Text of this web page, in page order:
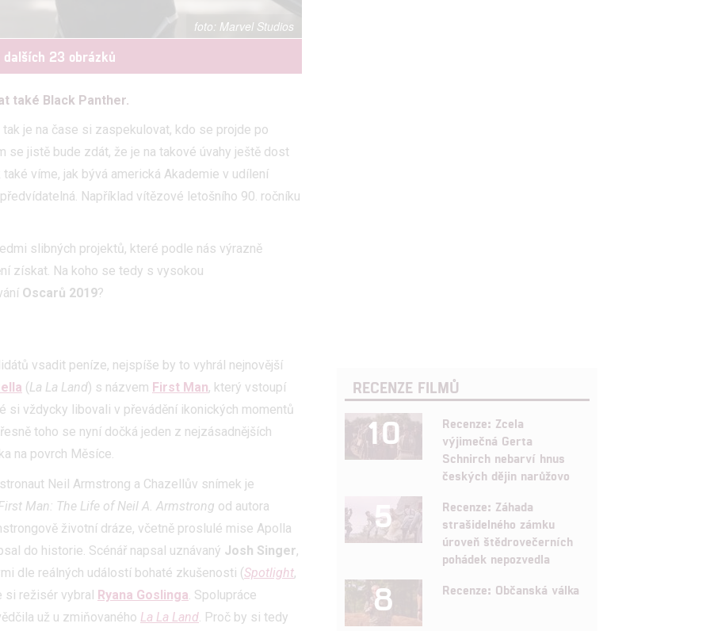
Marvel Studios
dalších 23 obrázků
také Black Panther.
je na čase si zaspekulovat, kdo se projde po
se jistě bude zdát, že je na takové úvahy ještě dost
víme, jak bývá americká Akademie v udílení
Například vítězové letošního 90. ročníku
slibných projektů, které podle nás výrazně
získat. Na koho se tedy s vysokou
Oscarů 2019?
vsadit peníze, nejspíše by to vyhrál nejnovější
(La La Land) s názvem First Man, který vstoupí
si vždycky libovali v převádění ikonických momentů
toho se nyní dočká jeden z nejzásadnějších
na povrch Měsíce.
Neil Armstrong a Chazellův snímek je
Man: The Life of Neil A. Armstrong od autora
životní dráze, včetně proslulé mise Apolla
do historie. Scénář napsal uznávaný Josh Singer,
dle reálných událostí bohaté zkušenosti (Spotlight,
si režisér vybral Ryana Goslinga. Spolupráce
už u zmiňovaného La La Land. Proč by si tedy
RECENZE FILMŮ
10
Recenze: Zcela
výjimečná Gerta
Schnirch nebarví hnus
českých dějin narůžovo
5
Recenze: Záhada
strašidelného zámku
úroveň štědrovečerních
pohádek nepozvedla
8 Recenze: Občanská válka